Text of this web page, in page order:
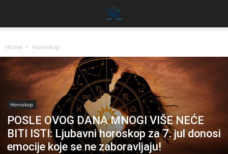
Home Horoskop
Horoskop
POSLE OVOG DANA MNOGI VIŠE NEĆE
BITI ISTI: Ljubavni horoskop za 7. jul donosi
emocije koje se ne zaboravljaju!